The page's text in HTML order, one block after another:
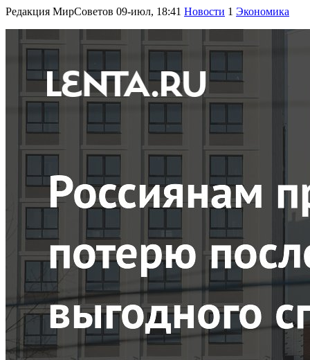
Редакция МирСоветов 09-июл, 18:41 Новости 1 Экономика